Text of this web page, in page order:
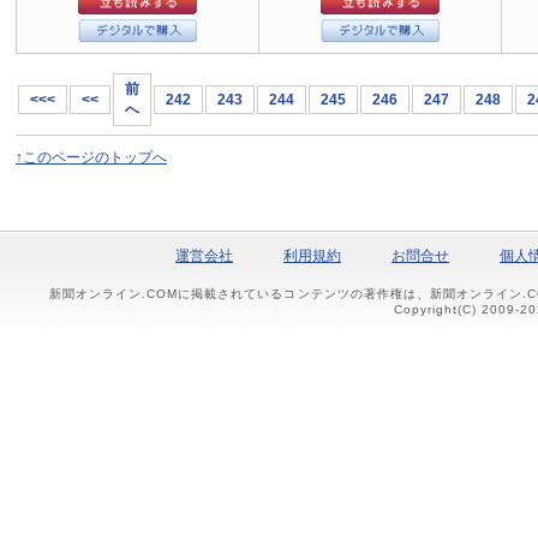
<<< <<
前
へ
242 243 244 245 246 247 248
↑このページのトップへ
運営会社 利用規約 お問合せ 個人
新聞オンライン.COMに掲載されているコンテンツの著作権は、新聞オンライン
Copyright(C) 2009-